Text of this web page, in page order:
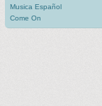
Musica Español
Come On